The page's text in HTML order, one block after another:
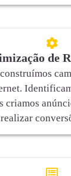
de
criamos